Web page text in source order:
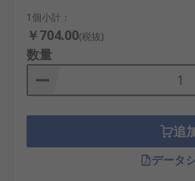
所定の位置にクランプします
パッドを交換することでスプ
もできます。ほとんどは一時
して使用されていますが、永
意されています。
フレームを曲げたりねじを損
避けるために、加工物を保持
のクランプを必ず使用してく
1個小計：
￥704.00(税抜)
数量
追
データ